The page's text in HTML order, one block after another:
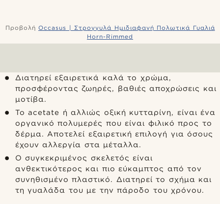
Προβολή Occasus | Στρογγυλά Ημιδιαφανή Πολωτικά Γυαλιά
Horn-Rimmed
Διατηρεί εξαιρετικά καλά το χρώμα,
προσφέροντας ζωηρές, βαθιές αποχρώσεις και
μοτίβα.
Το acetate ή αλλιώς οξική κυτταρίνη, είναι ένα
οργανικό πολυμερές που είναι φιλικό προς το
δέρμα. Αποτελεί εξαιρετική επιλογή για όσους
έχουν αλλεργία στα μέταλλα.
Ο συγκεκριμένος σκελετός είναι
ανθεκτικότερος και πιο εύκαμπτος από τον
συνηθισμένο πλαστικό. Διατηρεί το σχήμα και
τη γυαλάδα του με την πάροδο του χρόνου.